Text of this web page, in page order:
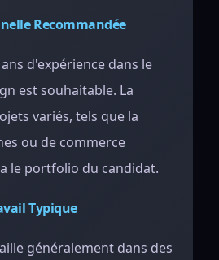
Recommandée
d'expérience dans le
est souhaitable. La
variés, tels que la
ou de commerce
le portfolio du candidat.
Typique
généralement dans des